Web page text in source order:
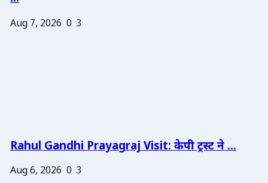
Aug 7, 2026 0 3
Rahul Gandhi Prayagraj Visit: केपी ट्रस्ट ने ...
Aug 6, 2026 0 3